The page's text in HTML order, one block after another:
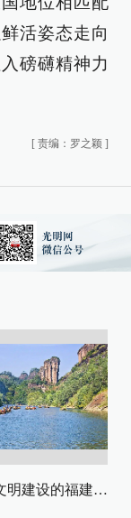
活姿态走向
磅礴精神力
[ 责编：罗之颖 ]
数字生态文明建设的福建路径与启示